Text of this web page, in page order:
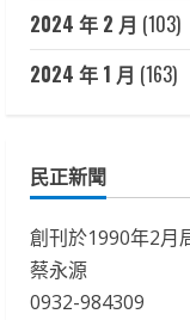
2024 年 2 月 (103)
2024 年 1 月 (163)
民正新聞
創刊於1990年2月
蔡永源
0932-984309